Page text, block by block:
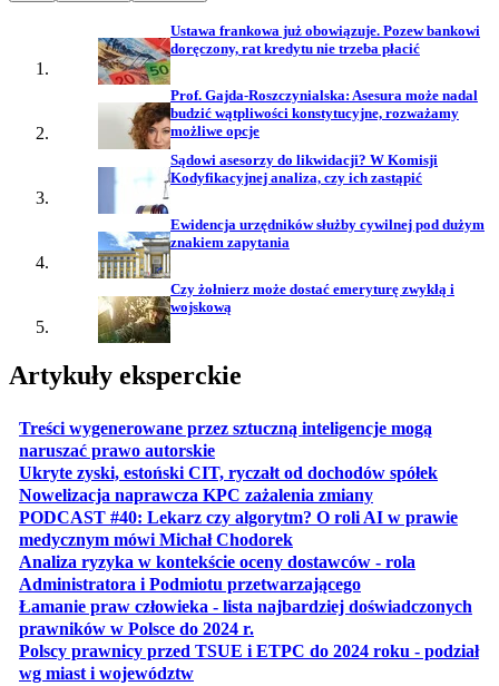
Ustawa frankowa już obowiązuje. Pozew bankowi
doręczony, rat kredytu nie trzeba płacić
Prof. Gajda-Roszczynialska: Asesura może nadal
budzić wątpliwości konstytucyjne, rozważamy
możliwe opcje
Sądowi asesorzy do likwidacji? W Komisji
Kodyfikacyjnej analiza, czy ich zastąpić
Ewidencja urzędników służby cywilnej pod dużym
znakiem zapytania
Czy żołnierz może dostać emeryturę zwykłą i
wojskową
Artykuły eksperckie
Treści wygenerowane przez sztuczną inteligencje mogą
naruszać prawo autorskieotwiera się w nowej karcie
Ukryte zyski, estoński CIT, ryczałt od dochodów spółekotwiera
Nowelizacja naprawcza KPC zażalenia zmianyotwiera się w
PODCAST #40: Lekarz czy algorytm? O roli AI w prawie
medycznym mówi Michał Chodorekotwiera się w nowej karcie
Analiza ryzyka w kontekście oceny dostawców - rola
Administratora i Podmiotu przetwarzającegootwiera się w
Łamanie praw człowieka - lista najbardziej doświadczonych
prawników w Polsce do 2024 r.
Polscy prawnicy przed TSUE i ETPC do 2024 roku - podział
wg miast i województwotwiera się w nowej karcie